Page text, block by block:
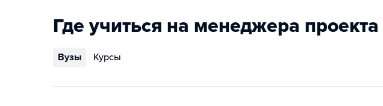
Где учиться на менеджера проекта
Вузы Курсы